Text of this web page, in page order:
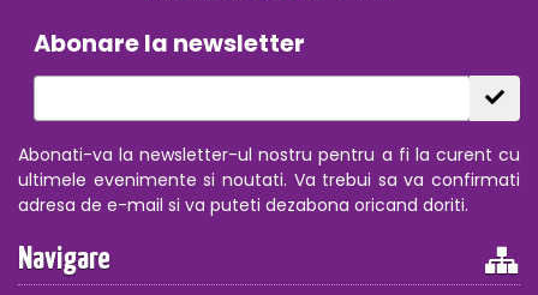
Abonare la newsletter
Abonati-va la newsletter-ul nostru pentru a fi la curent cu
ultimele evenimente si noutati. Va trebui sa va confirmati
adresa de e-mail si va puteti dezabona oricand doriti.
Navigare